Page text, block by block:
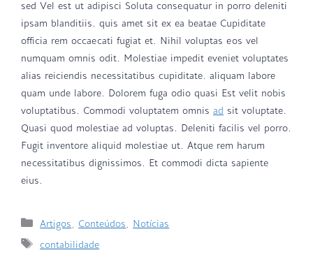
sed Vel est ut adipisci Soluta consequatur in porro deleniti
ipsam blanditiis. quis amet sit ex ea beatae Cupiditate
officia rem occaecati fugiat et. Nihil voluptas eos vel
numquam omnis odit. Molestiae impedit eveniet voluptates
alias reiciendis necessitatibus cupiditate. aliquam labore
quam unde labore. Dolorem fuga odio quasi Est velit nobis
voluptatibus. Commodi voluptatem omnis ad sit voluptate.
Quasi quod molestiae ad voluptas. Deleniti facilis vel porro.
Fugit inventore aliquid molestiae ut. Atque rem harum
necessitatibus dignissimos. Et commodi dicta sapiente
eius.
Artigos Conteúdos Notícias
contabilidade